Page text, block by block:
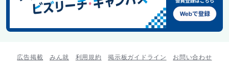
広告掲載 みん就 利用規約 掲示板ガイドライン お問い合わせ